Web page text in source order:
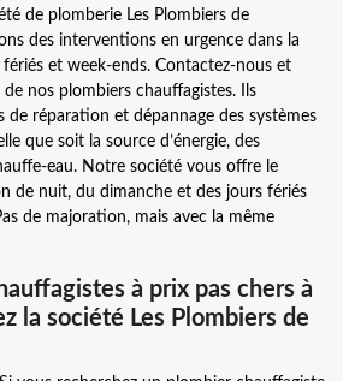
de plomberie Les Plombiers de
des interventions en urgence dans la
et week-ends. Contactez-nous et
nos plombiers chauffagistes. Ils
de réparation et dépannage des systèmes
que soit la source d’énergie, des
eau. Notre société vous offre le
de nuit, du dimanche et des jours fériés
de majoration, mais avec la même
à prix pas chers à
la société Les Plombiers de